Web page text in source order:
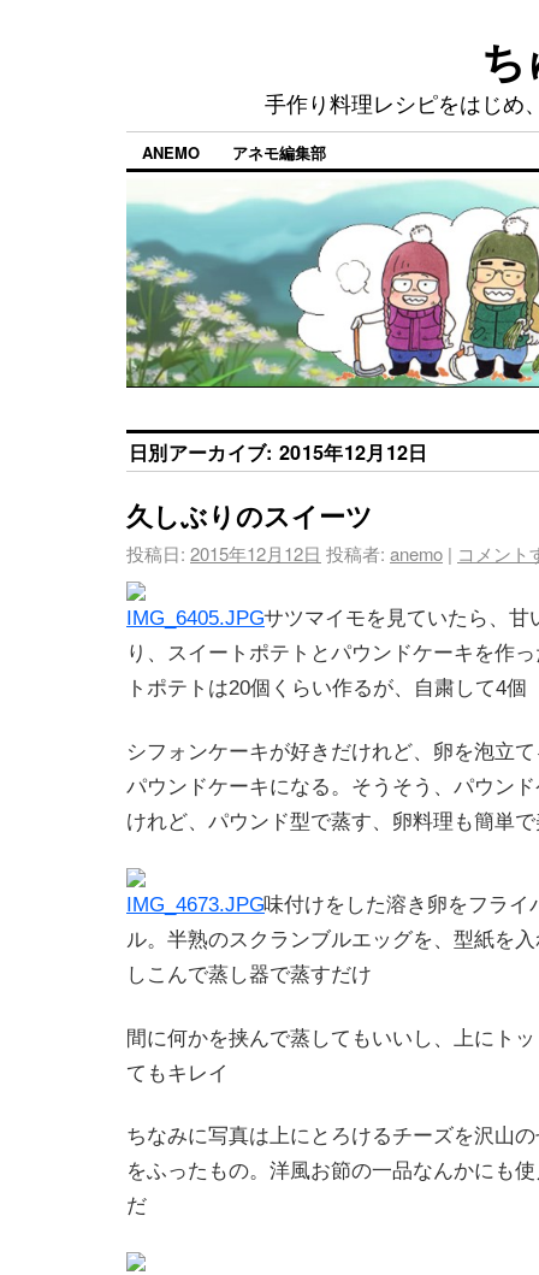
手作り料理レシピをはじめ
ANEMO アネモ編集部
日別アーカイブ: 2015年12月12日
久しぶりのスイーツ
投稿日: 2015年12月12日 投稿者: anemo | コメント
サツマイモを見ていたら、甘
り、スイートポテトとパウンドケーキを作
トポテトは20個くらい作るが、自粛して4個
シフォンケーキが好きだけれど、卵を泡立
パウンドケーキになる。そうそう、パウン
けれど、パウンド型で蒸す、卵料理も簡単
味付けをした溶き卵をフライ
ル。半熟のスクランブルエッグを、型紙を
しこんで蒸し器で蒸すだけ
間に何かを挟んで蒸してもいいし、上にト
てもキレイ
ちなみに写真は上にとろけるチーズを沢山
をふったもの。洋風お節の一品なんかにも
だ